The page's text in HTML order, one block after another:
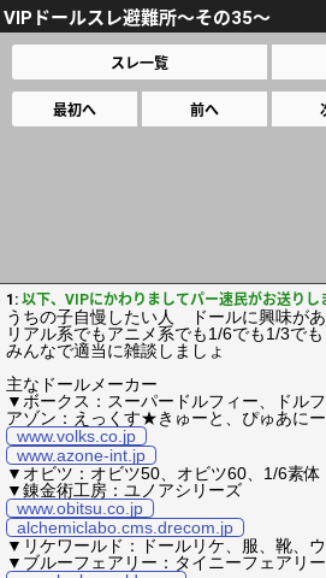
VIPドールスレ避難所～その35～
スレ一覧
最初へ 前へ
1: 以下、VIPにかわりましてパー速民がお送りし
うちの子自慢したい人 ドールに興味があ
リアル系でもアニメ系でも1/6でも1/3で
みんなで適当に雑談しましょ
主なドールメーカー
▼ボークス：スーパードルフィー
アゾン：えっくす★きゅーと、ぴゅあに
www.volks.co.jp
www.azone-int.jp
▼オビツ：オビツ50、オ
▼錬金術工房：ユノアシリーズ
www.obitsu.co.jp
alchemiclabo.cms.drecom.jp
▼リケワールド：ドールリケ
▼ブルーフェアリー：タイニーフェアリ